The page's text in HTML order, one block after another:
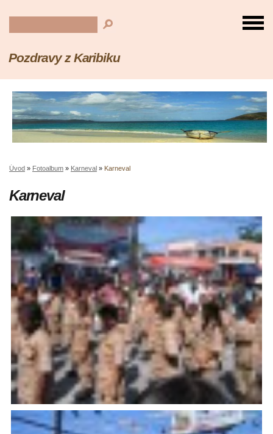
Pozdravy z Karibiku
Úvod » Fotoalbum » Karneval » Karneval
Karneval